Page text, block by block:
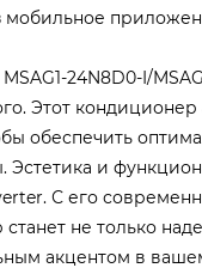
мобильное
24N8D0-I/
Этот кондиционер
обеспечить
Эстетика и
С его
не только
акцентом в